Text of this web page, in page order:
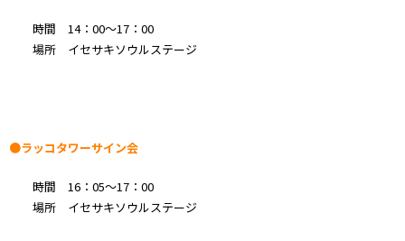
時間 14：00～17：00
場所 イセサキソウルステージ
●ラッコタワーサイン会
時間 16：05～17：00
場所 イセサキソウルステージ